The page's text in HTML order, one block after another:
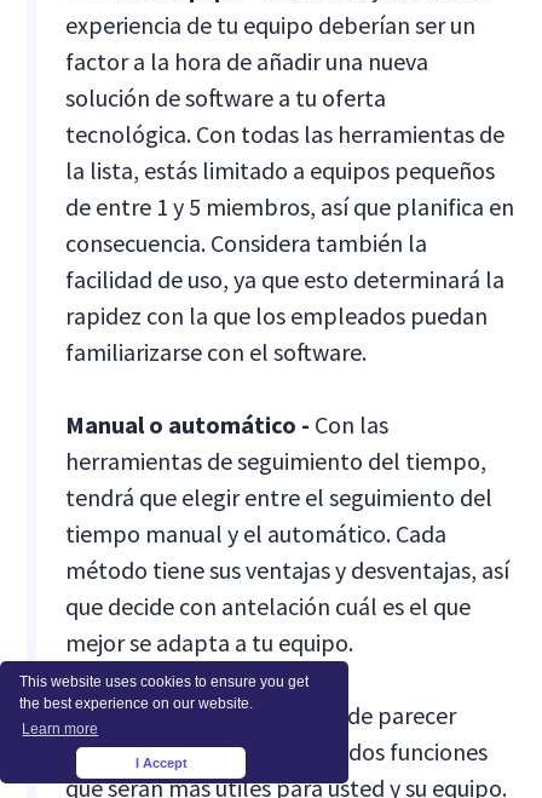
This website uses cookies to ensure you get
the best experience on our website.
Learn more
I Accept
experiencia de tu equipo deberían ser un
factor a la hora de añadir una nueva
solución de software a tu oferta
tecnológica. Con todas las herramientas de
la lista, estás limitado a equipos pequeños
de entre 1 y 5 miembros, así que planifica en
consecuencia. Considera también la
facilidad de uso, ya que esto determinará la
rapidez con la que los empleados puedan
familiarizarse con el software.
Manual o automático - Con las
herramientas de seguimiento del tiempo,
tendrá que elegir entre el seguimiento del
tiempo manual y el automático. Cada
método tiene sus ventajas y desventajas, así
que decide con antelación cuál es el que
mejor se adapta a tu equipo.
Funciones más útiles -
Puede parecer
obvio, pero piense en una o dos funciones
que serán más útiles para usted y su equipo.